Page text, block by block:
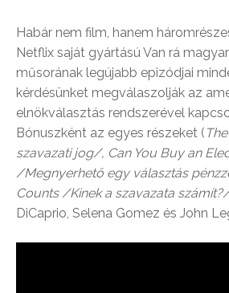
Habár nem film, hanem
Netflix saját gyártású Van rá
műsorának legújabb epizódjai
kérdésünket megválaszolják az
elnökválasztás rendszerével
Bónuszként az egyes részeket (
szavazati jog/, Can You Buy an
/Megnyerhető egy választás
Counts /Kinek a szavazata
DiCaprio, Selena Gomez és John